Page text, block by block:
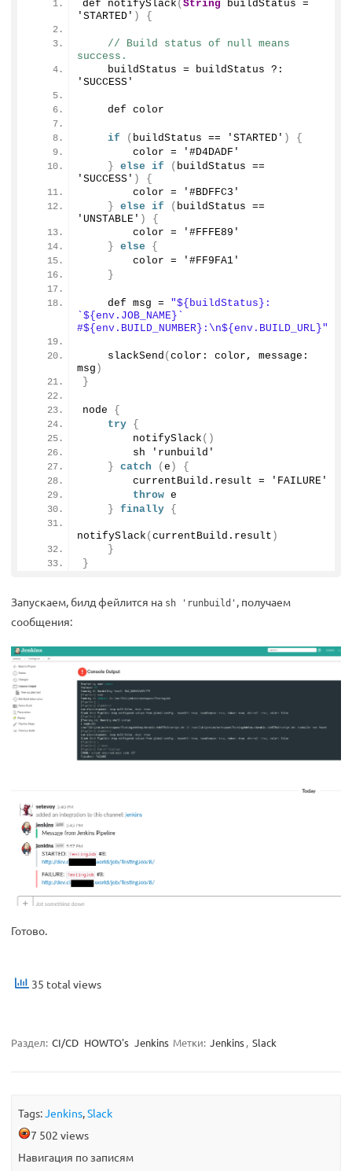
def notifySlack ( String buildStatus =
'STARTED' ) {
// Build status of null means
success.
    buildStatus = buildStatus ?:
'SUCCESS'
    def color
if ( buildStatus == 'STARTED' )
{
        color = '#D4DADF'
} else if ( buildStatus ==
'SUCCESS' )
{
        color = '#BDFFC3'
} else if ( buildStatus ==
'UNSTABLE' )
{
        color = '#FFFE89'
} else
{
        color = '#FF9FA1'
}
    def msg =
"${buildStatus}:
`${env.JOB_NAME}`
#${env.BUILD_NUMBER}:\n${env.BUILD_URL}"
slackSend ( color: color, message:
msg )
}
node {
try {
notifySlack ()
        sh 'runbuild'
} catch ( e )
{
        currentBuild.
result = 'FAILURE'
throw e
} finally {
notifySlack ( currentBuild. result )
}
}
Запускаем, билд фейлится на sh 'runbuild' , получаем
сообщения:
Готово.
35 total views
Раздел: CI/CD HOWTO's Jenkins Метки: Jenkins, Slack
Tags:Jenkins,Slack
7 502 views
Навигация по записям